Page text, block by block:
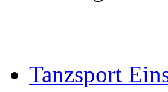
Tanzsport